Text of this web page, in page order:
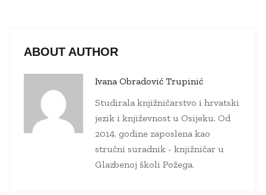
ABOUT AUTHOR
Ivana Obradović Trupinić
Studirala knjižničarstvo i hrvatski
jezik i književnost u Osijeku. Od
2014. godine zaposlena kao
stručni suradnik - knjižničar u
Glazbenoj školi Požega.